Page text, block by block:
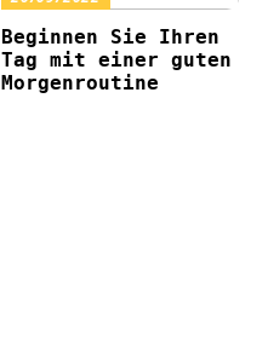
Beginnen Sie Ihren
Tag mit einer guten
Morgenroutine